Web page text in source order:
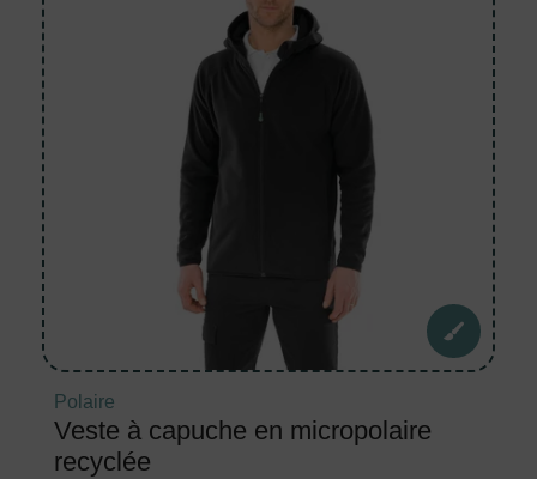
Polaire
Veste à capuche en micropolaire
recyclée